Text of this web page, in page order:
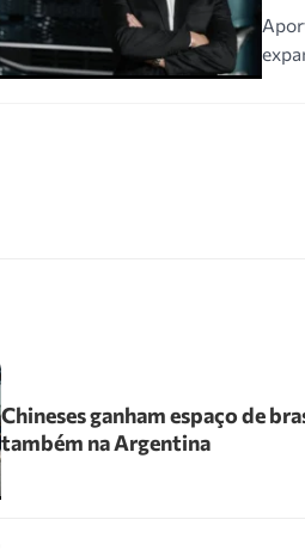
Chineses ganham espaço de
também na Argentina